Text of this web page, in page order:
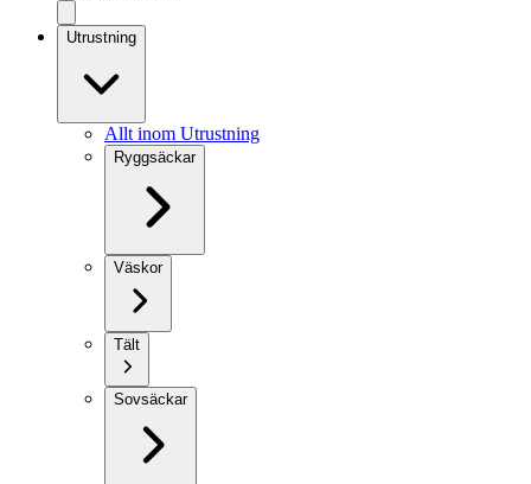
Utrustning
Allt inom Utrustning
Ryggsäckar
Väskor
Tält
Sovsäckar